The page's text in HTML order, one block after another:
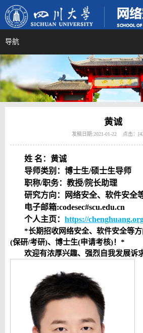
导航
黄诚
发稿日期:2021-01-22 点击：[
姓 名：黄诚
导师类别：博士生/硕士生导师
职称/职务：教授/院长助理
研究方向：网络安全、软件安全
电子邮箱:codesec#scu.edu.cn
个人主页： https://
*长期招收网络安全、软件安全等
(保研/考研)、博士生(申请考核)！ *
欢迎有浓厚兴趣、强烈自我发展诉